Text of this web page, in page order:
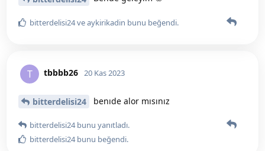
bitterdelisi24veaykirikadin bunu beğendi.
T tbbbb26 20 Kas 2023
bitterdelisi24 benıde alor mısınız
bitterdelisi24bunu yanıtladı.
bitterdelisi24bunu beğendi.